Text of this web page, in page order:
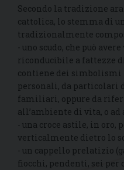
Secondo la tradizione
cattolica, lo stemma di un
tradizionalmente
- uno scudo, che può
riconducibile a fattezze
contiene dei
personali, da particolari
familiari, oppure da
all’ambiente di vita, o
- una croce astile, in oro,
verticalmente dietro lo
- un cappello prelatizio
fiocchi, pendenti, sei per